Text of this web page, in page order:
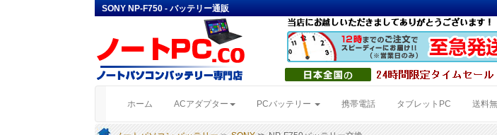
SONY NP-F750 - バッテリー通販
ホーム (current)ACアダプター PCバッテリー 携帯電話 タブレットPC 送料